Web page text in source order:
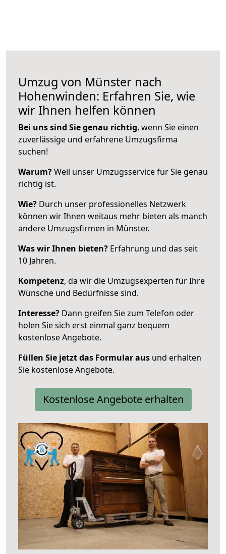
Umzug von Münster nach
Hohenwinden: Erfahren Sie, wie
wir Ihnen helfen können
Bei uns sind Sie genau richtig, wenn Sie einen
zuverlässige und erfahrene Umzugsfirma
suchen!
Warum?Weil unser Umzugsservice für Sie genau
richtig ist.
Wie? Durch unser professionelles Netzwerk
können wir Ihnen weitaus mehr bieten als manch
andere Umzugsfirmen in Münster.
Was wir Ihnen bieten? Erfahrung und das seit
10 Jahren.
Kompetenz, da wir die Umzugsexperten für Ihre
Wünsche und Bedürfnisse sind.
Interesse? Dann greifen Sie zum Telefon oder
holen Sie sich erst einmal ganz bequem
kostenlose Angebote.
Füllen Sie jetzt das Formular aus und erhalten
Sie kostenlose Angebote.
Kostenlose Angebote erhalten